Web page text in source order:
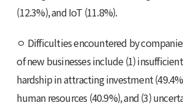
(12.3%), and IoT (11.8%).
ㅇ Difficulties encountered by
of new businesses include (1)
hardship in attracting investment
human resources (40.9%), and (3)